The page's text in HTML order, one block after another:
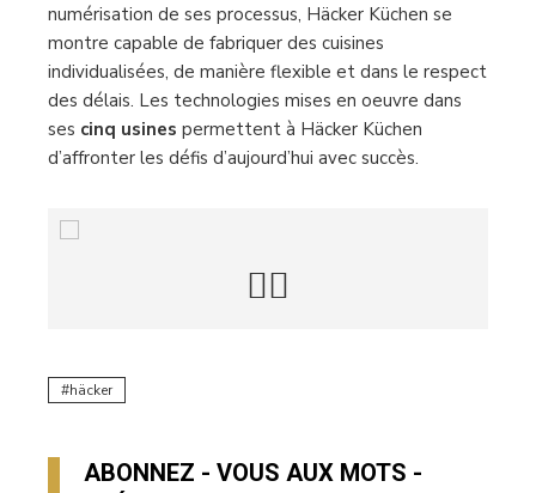
numérisation de ses processus, Häcker Küchen se
montre capable de fabriquer des cuisines
individualisées, de manière flexible et dans le respect
des délais. Les technologies mises en oeuvre dans
ses cinq usines permettent à Häcker Küchen
d’affronter les défis d’aujourd’hui avec succès.
häcker
ABONNEZ - VOUS AUX MOTS -